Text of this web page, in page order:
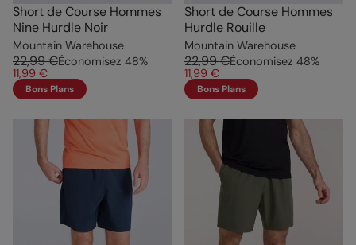
Short de Course Hommes
Nine Hurdle Noir
Mountain Warehouse
22,99 €Économisez 48%
11,99 €
Bons Plans
Short de Course Hommes
Hurdle Rouille
Mountain Warehouse
22,99 €Économisez 48%
11,99 €
Bons Plans